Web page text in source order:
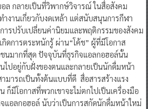
ล กลายเป็นที่วิพากษ์วิจารณ์ ในสื่อสังคม
งานเกี่ยวกับงดเหล้า แต่สนับสนุนการกีฬา
ารปรับเปลี่ยนค่านิยมและพฤติกรรมของสังคม
กิดการตระหนักรู้ ผ่าน“โค้ช” ผู้ที่มีโอกาส
ชนมากที่สุด ปัจจุบันที่ธุรกิจแอลกอฮอล์นั้น
ไปอยู่กับฝั่งของตนและกลายเป็นนักดื่มหน้า
มารถเป็นทั้งต้นแบบที่ดี สื่อสารสร้างแรง
ก็มีโอกาสที่พวกเขาจะไม่ตกไปเป็นเครื่องมือ
แอลกอฮอล์ นับว่าเป็นการสกัดนักดื่มหน้าใหม่